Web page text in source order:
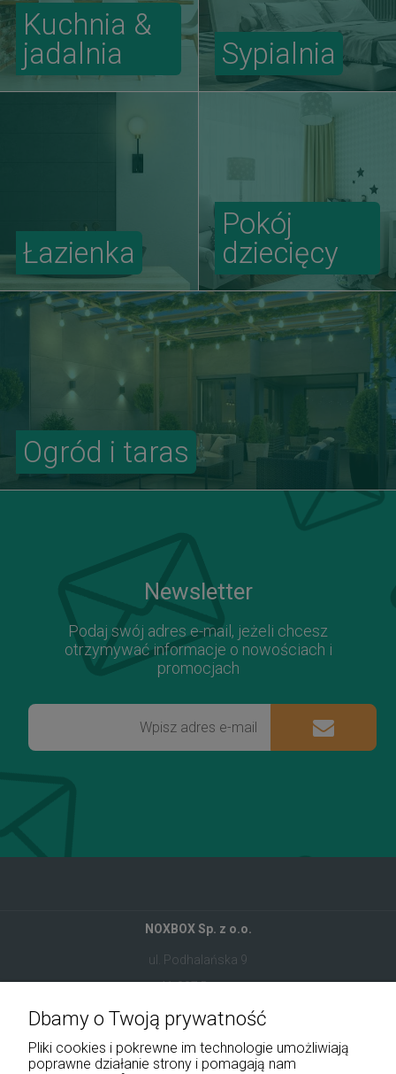
Kuchnia &
jadalnia
Sypialnia
Ogród i taras
Łazienka
Pokój
dziecięcy
Newsletter
Podaj swój adres e-mail, jeżeli chcesz
otrzymywać informacje o nowościach i
promocjach
NOXBOX Sp. z o.o.
ul. Podhalańska 9
41-907 Bytom
+48 534 555 344
sklep@noxbox.pl
Dbamy o Twoją prywatność
Pliki cookies i pokrewne im technologie umożliwiają
poprawne działanie strony i pomagają nam